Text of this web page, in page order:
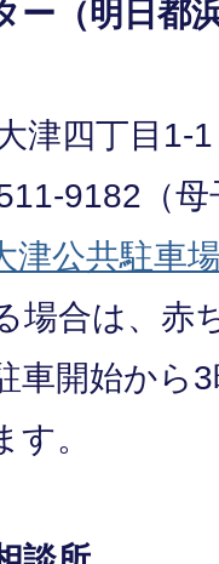
ー（明日都
津四丁目1-
9182（
津公共駐車
場合は、赤
車開始から
。